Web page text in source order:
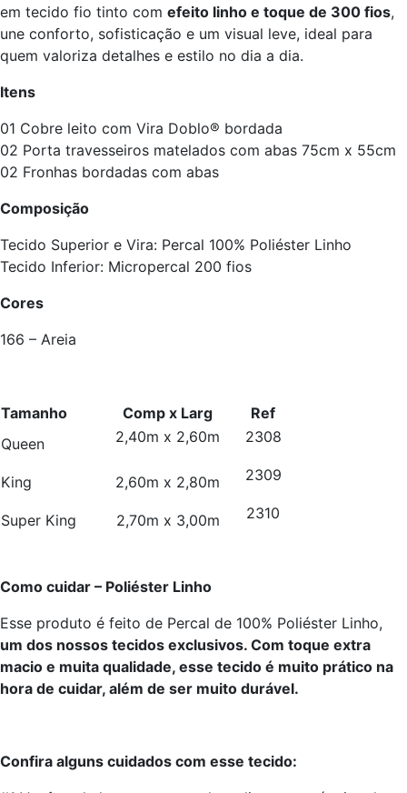
em tecido fio tinto com efeito linho e toque de 300 fios,
une conforto, sofisticação e um visual leve, ideal para
quem valoriza detalhes e estilo no dia a dia.
Itens
01 Cobre leito com Vira Doblo® bordada
02 Porta travesseiros matelados com abas 75cm x 55cm
02 Fronhas bordadas com abas
Composição
Tecido Superior e Vira: Percal 100% Poliéster Linho
Tecido Inferior: Micropercal 200 fios
Cores
166 – Areia
Tamanho Comp x Larg
Ref
Queen
2,40m x 2,60m 2308
King 2,60m x 2,80m 2309
Super King 2,70m x 3,00m 2310
Como cuidar – Poliéster Linho
Esse produto é feito de Percal de 100% Poliéster Linho,
um dos nossos tecidos exclusivos. Com toque extra
macio e muita qualidade, esse tecido é muito prático na
hora de cuidar, além de ser muito durável.
Confira alguns cuidados com esse tecido: